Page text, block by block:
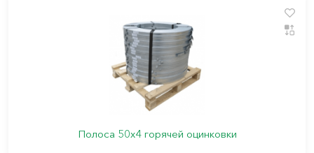
Полоса 50х4 горячей оцинковки